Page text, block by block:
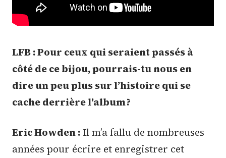
LFB : Pour ceux qui seraient passés à
côté de ce bijou, pourrais-tu nous en
dire un peu plus sur l’histoire qui se
cache derrière l'album ?
Eric Howden : Il m’a fallu de nombreuses
années pour écrire et enregistrer cet